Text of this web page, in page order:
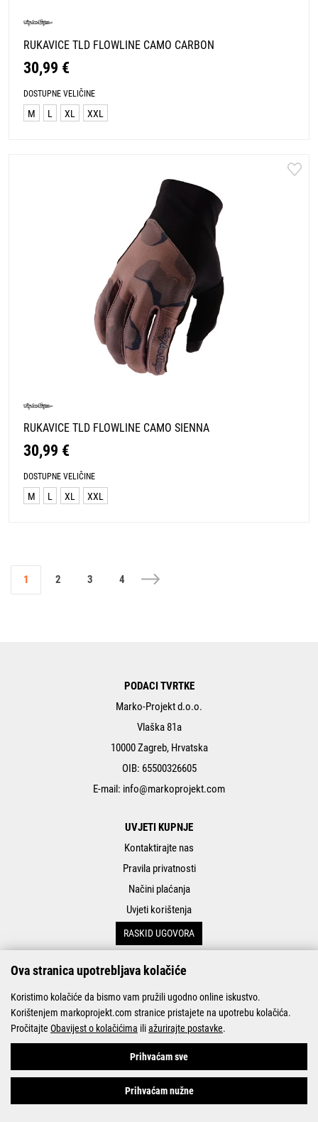
RUKAVICE TLD FLOWLINE CAMO CARBON
30,99 €
DOSTUPNE VELIČINE
M L XL XXL
RUKAVICE TLD FLOWLINE CAMO SIENNA
30,99 €
DOSTUPNE VELIČINE
M L XL XXL
1 2 3 4
PODACI TVRTKE
Marko-Projekt d.o.o.
Vlaška 81a
10000 Zagreb, Hrvatska
OIB: 65500326605
E-mail: info@markoprojekt.com
UVJETI KUPNJE
Kontaktirajte nas
Pravila privatnosti
Načini plaćanja
Uvjeti korištenja
RASKID UGOVORA
O NAMA
Servis
Kontakt
O nama
Partneri
ZAPRATITE NAS
Ova stranica upotrebljava kolačiće
Koristimo kolačiće da bismo vam pružili ugodno online iskustvo.
Korištenjem markoprojekt.com stranice pristajete na upotrebu kolačića.
Pročitajte Obavijest o kolačićima iliažurirajte postavke.
Prihvaćam sve
Prihvaćam nužne